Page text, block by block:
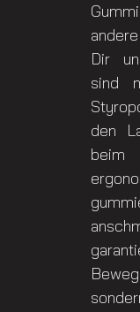
Dir
sind
den